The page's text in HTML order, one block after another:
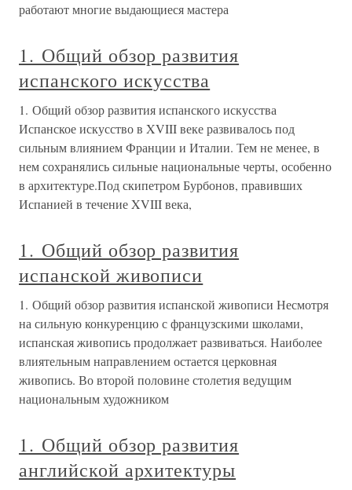
работают многие выдающиеся мастера
1. Общий обзор развития
испанского искусства
1. Общий обзор развития испанского искусства
Испанское искусство в XVIII веке развивалось под
сильным влиянием Франции и Италии. Тем не менее, в
нем сохранялись сильные национальные черты, особенно
в архитектуре.Под скипетром Бурбонов, правивших
Испанией в течение XVIII века,
1. Общий обзор развития
испанской живописи
1. Общий обзор развития испанской живописи Несмотря
на сильную конкуренцию с французскими школами,
испанская живопись продолжает развиваться. Наиболее
влиятельным направлением остается церковная
живопись. Во второй половине столетия ведущим
национальным художником
1. Общий обзор развития
английской архитектуры